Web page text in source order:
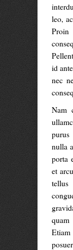
leo,
Proin
id
nec
Nam
purus
nulla
porta
et
Etiam